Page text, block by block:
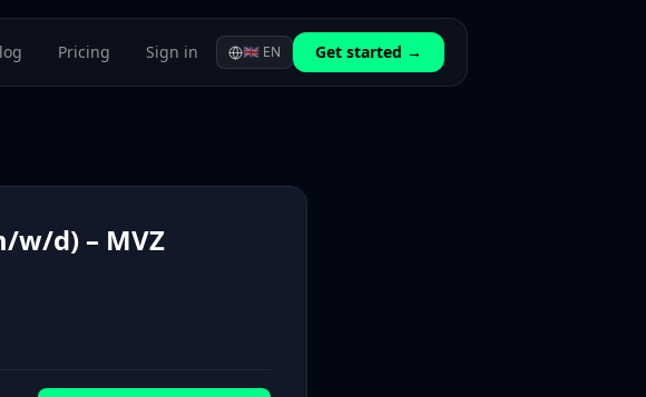
Pricing Sign in 🇬🇧 EN Get started →
w/d) – MVZ